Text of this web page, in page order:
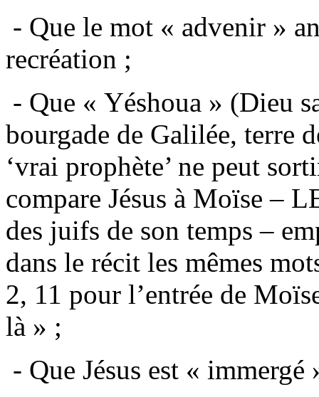
- Que le mot « advenir »
recréation ;
- Que « Yéshoua » (Dieu
bourgade de Galilée, terre
‘vrai prophète’ ne peut
compare Jésus à Moïse –
des juifs de son temps –
dans le récit les mêmes
2, 11 pour l’entrée de
là » ;
- Que Jésus est « immergé